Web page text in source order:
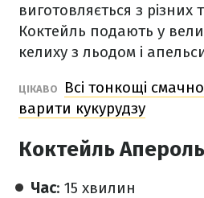
виготовляється з різних
Коктейль подають у
келиху з льодом і
ЦІКАВО
Всі тонкощі
варити кукурудзу
Коктейль
Час: 15 хвилин